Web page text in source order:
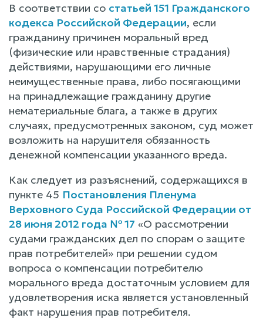
В соответствии со статьей 151 Гражданского
кодекса Российской Федерации, если
гражданину причинен моральный вред
(физические или нравственные страдания)
действиями, нарушающими его личные
неимущественные права, либо посягающими
на принадлежащие гражданину другие
нематериальные блага, а также в других
случаях, предусмотренных законом, суд может
возложить на нарушителя обязанность
денежной компенсации указанного вреда.
Как следует из разъяснений, содержащихся в
пункте 45 Постановления Пленума
Верховного Суда Российской Федерации от
28 июня 2012 года № 17 «О рассмотрении
судами гражданских дел по спорам о защите
прав потребителей» при решении судом
вопроса о компенсации потребителю
морального вреда достаточным условием для
удовлетворения иска является установленный
факт нарушения прав потребителя.